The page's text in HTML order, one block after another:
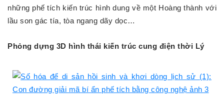
những phế tích kiến trúc hình dung về một Hoàng thành với
lầu son gác tía, tòa ngang dãy dọc…
Phỏng dựng 3D hình thái kiến trúc cung điện thời Lý